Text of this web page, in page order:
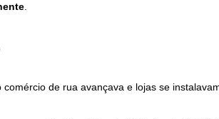
de rua avançava e lojas se